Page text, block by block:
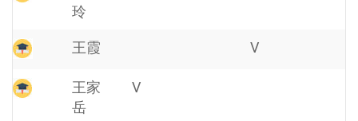
玲
王霞 V
王家
岳
V